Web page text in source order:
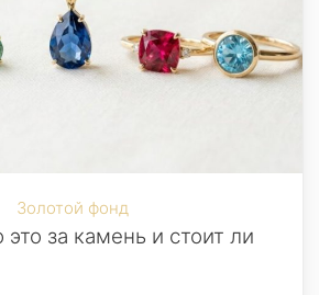
Золотой фонд
за камень и стоит ли